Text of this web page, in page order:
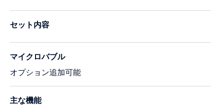
セット内容
マイクロバブル
オプション追加可能
主な機能